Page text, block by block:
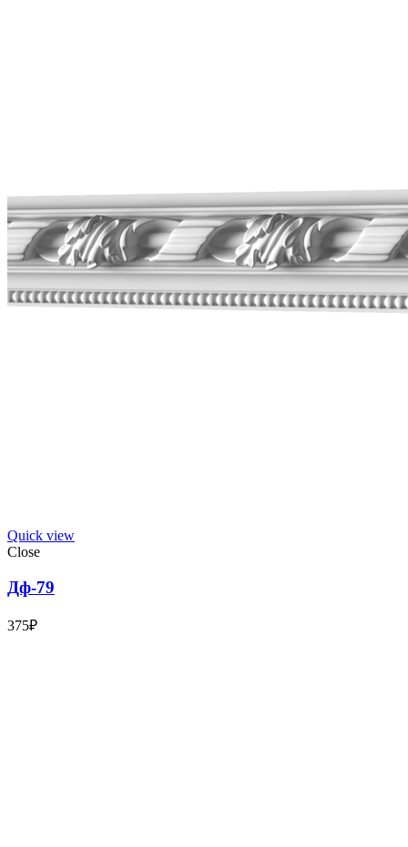
Quick view
Close
Дф-79
375₽